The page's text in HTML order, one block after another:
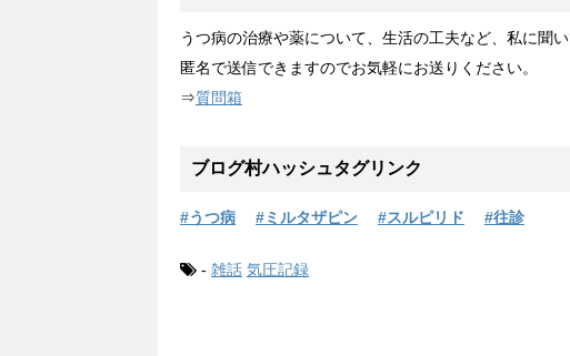
うつ病の治療や薬について、生活の工夫など、私に聞
匿名で送信できますのでお気軽にお送りください。
⇒質問箱
ブログ村ハッシュタグリンク
#うつ病 #ミルタザピン #スルピリド #往診
- 雑話 気圧記録